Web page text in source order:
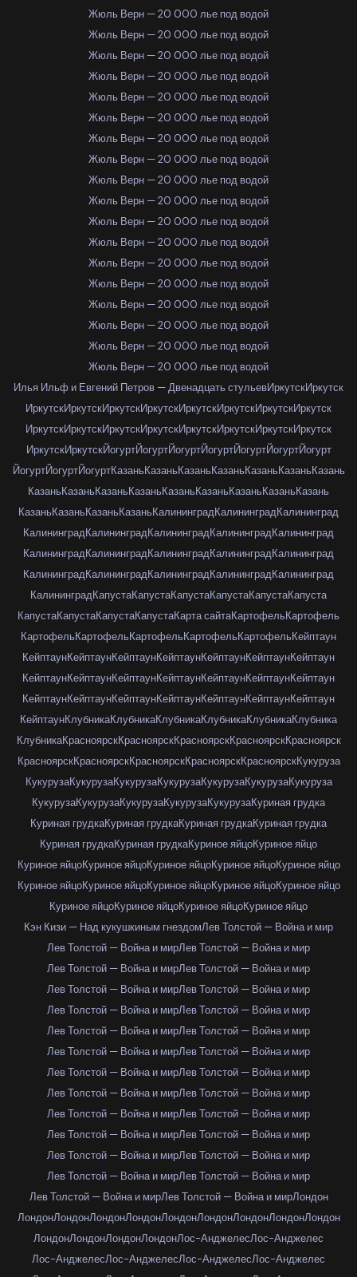
Жюль Верн — 20 000 лье под водой
Жюль Верн — 20 000 лье под водой
Жюль Верн — 20 000 лье под водой
Жюль Верн — 20 000 лье под водой
Жюль Верн — 20 000 лье под водой
Жюль Верн — 20 000 лье под водой
Жюль Верн — 20 000 лье под водой
Жюль Верн — 20 000 лье под водой
Жюль Верн — 20 000 лье под водой
Жюль Верн — 20 000 лье под водой
Жюль Верн — 20 000 лье под водой
Жюль Верн — 20 000 лье под водой
Жюль Верн — 20 000 лье под водой
Жюль Верн — 20 000 лье под водой
Жюль Верн — 20 000 лье под водой
Жюль Верн — 20 000 лье под водой
Жюль Верн — 20 000 лье под водой
Жюль Верн — 20 000 лье под водой
Илья Ильф и Евгений Петров — Двенадцать стульевИркутскИркутск
ИркутскИркутскИркутскИркутскИркутскИркутскИркутскИркутск
ИркутскИркутскИркутскИркутскИркутскИркутскИркутскИркутск
ИркутскИркутскЙогуртЙогуртЙогуртЙогуртЙогуртЙогуртЙогурт
ЙогуртЙогуртЙогуртКазаньКазаньКазаньКазаньКазаньКазаньКазань
КазаньКазаньКазаньКазаньКазаньКазаньКазаньКазаньКазань
КазаньКазаньКазаньКазаньКалининградКалининградКалининград
КалининградКалининградКалининградКалининградКалининград
КалининградКалининградКалининградКалининградКалининград
КалининградКалининградКалининградКалининградКалининград
КалининградКапустаКапустаКапустаКапустаКапустаКапуста
КапустаКапустаКапустаКапустаКарта сайтаКартофельКартофель
КартофельКартофельКартофельКартофельКартофельКейптаун
КейптаунКейптаунКейптаунКейптаунКейптаунКейптаунКейптаун
КейптаунКейптаунКейптаунКейптаунКейптаунКейптаунКейптаун
КейптаунКейптаунКейптаунКейптаунКейптаунКейптаунКейптаун
КейптаунКлубникаКлубникаКлубникаКлубникаКлубникаКлубника
КлубникаКрасноярскКрасноярскКрасноярскКрасноярскКрасноярск
КрасноярскКрасноярскКрасноярскКрасноярскКрасноярскКукуруза
КукурузаКукурузаКукурузаКукурузаКукурузаКукурузаКукуруза
КукурузаКукурузаКукурузаКукурузаКукурузаКуриная грудка
Куриная грудкаКуриная грудкаКуриная грудкаКуриная грудка
Куриная грудкаКуриная грудкаКуриное яйцоКуриное яйцо
Куриное яйцоКуриное яйцоКуриное яйцоКуриное яйцоКуриное яйцо
Куриное яйцоКуриное яйцоКуриное яйцоКуриное яйцоКуриное яйцо
Куриное яйцоКуриное яйцоКуриное яйцоКуриное яйцо
Кэн Кизи — Над кукушкиным гнездомЛев Толстой — Война и мир
Лев Толстой — Война и мирЛев Толстой — Война и мир
Лев Толстой — Война и мирЛев Толстой — Война и мир
Лев Толстой — Война и мирЛев Толстой — Война и мир
Лев Толстой — Война и мирЛев Толстой — Война и мир
Лев Толстой — Война и мирЛев Толстой — Война и мир
Лев Толстой — Война и мирЛев Толстой — Война и мир
Лев Толстой — Война и мирЛев Толстой — Война и мир
Лев Толстой — Война и мирЛев Толстой — Война и мир
Лев Толстой — Война и мирЛев Толстой — Война и мир
Лев Толстой — Война и мирЛев Толстой — Война и мир
Лев Толстой — Война и мирЛев Толстой — Война и мир
Лев Толстой — Война и мирЛев Толстой — Война и мир
Лев Толстой — Война и мирЛев Толстой — Война и мирЛондон
ЛондонЛондонЛондонЛондонЛондонЛондонЛондонЛондонЛондон
ЛондонЛондонЛондонЛондонЛос-АнджелесЛос-Анджелес
Лос-АнджелесЛос-АнджелесЛос-АнджелесЛос-Анджелес